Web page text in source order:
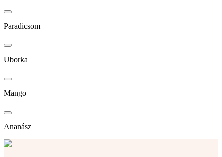
Paradicsom
Uborka
Mango
Ananász